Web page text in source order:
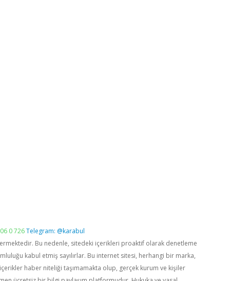
0 726Telegram: @karabul
Bu nedenle, sitedeki içerikleri proaktif olarak denetleme
kabul etmiş sayılırlar. Bu internet sitesi, herhangi bir marka,
haber niteliği taşımamakta olup, gerçek kurum ve kişiler